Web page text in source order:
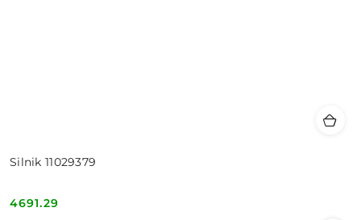
Silnik 11029379
Cena:
4691.29